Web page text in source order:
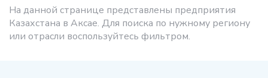
На данной странице представлены предприятия
Казахстана в Аксае. Для поиска по нужному региону
или отрасли воспользуйтесь фильтром.